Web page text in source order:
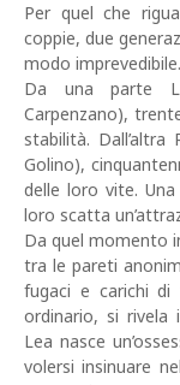
Per quel che
coppie, due
modo imprevedibile.
Da una parte
Carpenzano),
stabilità. Dall’altra
Golino),
delle loro vite.
loro scatta
Da quel momento
tra le pareti
fugaci e carichi di
ordinario, si rivela
Lea nasce
volersi insinuare